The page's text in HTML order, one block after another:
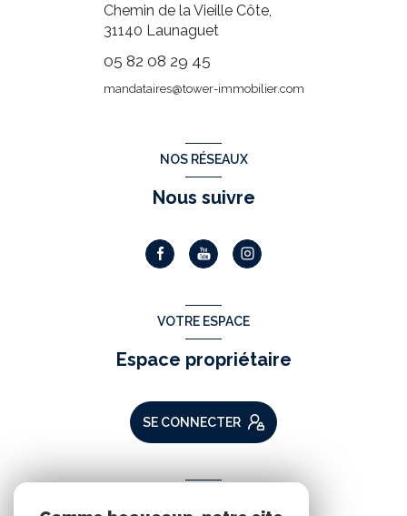
Chemin de la Vieille Côte,
31140 Launaguet
05 82 08 29 45
mandataires@tower-immobilier.com
NOS RÉSEAUX
Nous suivre
VOTRE ESPACE
Espace propriétaire
SE CONNECTER